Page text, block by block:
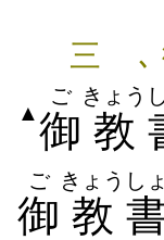
三 ､
▲ 御
ご
教
きょう
御
ご
教
きょう しょ